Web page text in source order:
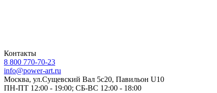
Контакты
8 800 770-70-23
info@power-art.ru
Москва, ул.Сущевский Вал 5с20, Павильон U10
ПН-ПТ 12:00 - 19:00; СБ-ВС 12:00 - 18:00